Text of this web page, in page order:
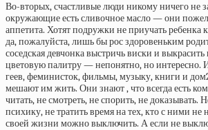
Во-вторых, счастливые люди никому ничего не
окружающие есть сливочное масло — они
аппетита. Хотят подружки не приучать
да, пожалуйста, лишь бы рос здоровеньким
соседская девчонка выстричь виски и
цветовую палитру — непонятно, но интересно.
геев, феминисток, фильмы, музыку, книги и
мешают им жить. Они знают , что всегда есть
читать, не смотреть, не спорить, не доказывать.
психику, не тратить время на тех, кто с ними не
своей жизни можно выключить. А если не